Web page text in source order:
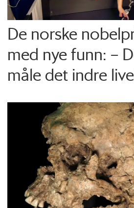
De norske
med nye funn: –
måle det indre